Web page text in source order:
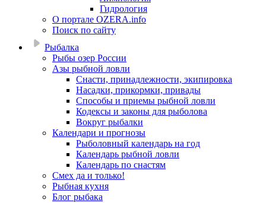
Гидрология
О портале OZERA.info
Поиск по сайту
Рыбалка
Рыбы озер России
Азы рыбной ловли
Снасти, принадлежности, экипировка
Насадки, прикормки, привады
Способы и приемы рыбной ловли
Кодексы и законы для рыболова
Вокруг рыбалки
Календари и прогнозы
Рыболовный календарь на год
Календарь рыбной ловли
Календарь по снастям
Смех да и только!
Рыбная кухня
Блог рыбака